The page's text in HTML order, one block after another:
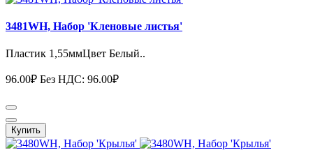
3481WH, Набор 'Кленовые листья'
Пластик 1,55ммЦвет Белый..
96.00₽ Без НДС: 96.00₽
Купить